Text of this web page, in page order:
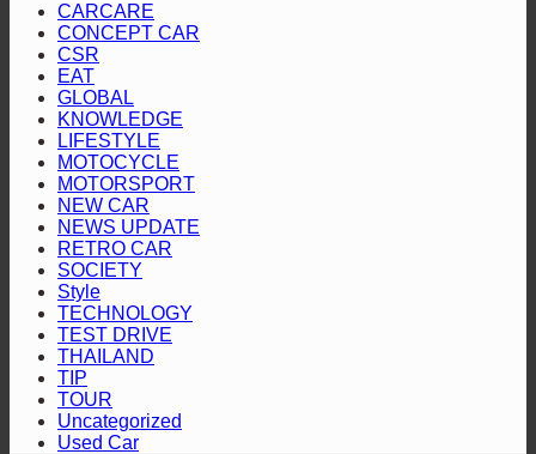
เรน
เจอร์
ยก
ระดับ
เซ็กเมนต์
กระบะ
ไลฟ์
สไตล์
ดีไซน์
ดุดัน
สายตา
CARCARE
CONCEPT CAR
CSR
EAT
GLOBAL
KNOWLEDGE
LIFESTYLE
MOTOCYCLE
MOTORSPORT
NEW CAR
NEWS UPDATE
RETRO CAR
SOCIETY
Style
TECHNOLOGY
TEST DRIVE
THAILAND
TIP
TOUR
Uncategorized
Used Car